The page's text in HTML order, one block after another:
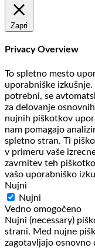
Zapri
Privacy Overview
To spletno mesto
uporabniške
potrebni, se
za delovanje
nujnih piškotkov
nam pomagajo
spletno stran. Ti
v primeru vaše
zavrnitev teh
vašo uporabniško
Nujni
Nujni
Vedno omogočeno
Nujni (necessary)
strani. Med nujne
zagotavljajo osnovno